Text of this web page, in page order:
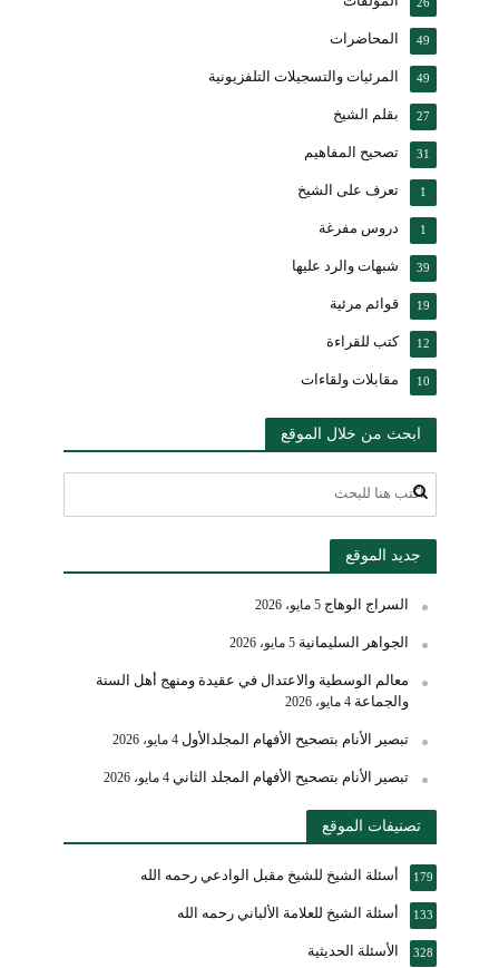
المحاضرات 49
المرئيات والتسجيلات التلفزيونية 49
بقلم الشيخ 27
تصحيح المفاهيم 31
تعرف على الشيخ 1
دروس مفرغة 1
شبهات والرد عليها 39
قوائم مرئية 19
كتب للقراءة 12
مقابلات ولقاءات 10
ابحث من خلال الموقع
جديد الموقع
السراج الوهاج 5 مايو، 2026
الجواهر السليمانية 5 مايو، 2026
معالم الوسطية والاعتدال في عقيدة ومنهج أهل السنة
والجماعة 4 مايو، 2026
تبصير الأنام بتصحيح الأفهام المجلدالأول 4 مايو، 2026
تبصير الأنام بتصحيح الأفهام المجلد الثاني 4 مايو، 2026
تصنيفات الموقع
أسئلة الشيخ للشيخ مقبل الوادعي رحمه الله 179
أسئلة الشيخ للعلامة الألباني رحمه الله 133
الأسئلة الحديثية 328